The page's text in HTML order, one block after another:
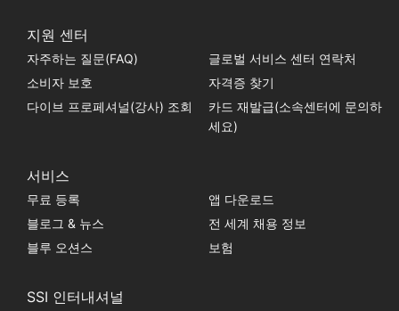
지원 센터
자주하는 질문(FAQ)
글로벌 서비스 센터 연락처
소비자 보호
자격증 찾기
다이브 프로페셔널(강사) 조회
카드 재발급(소속센터에 문의하
세요)
서비스
무료 등록
앱 다운로드
블로그 & 뉴스
전 세계 채용 정보
블루 오션스
보험
SSI 인터내셔널